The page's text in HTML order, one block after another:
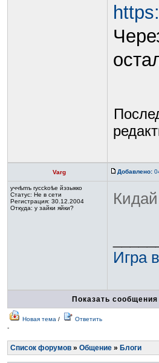
Varg Добавлено:
yччѣmъ rycckoѣе йэзыккo
Статус: Не в сети
Регистрация: 30.12.2004
Откуда: у зайки яйки?
Игра
Показать сообщения
Новая тема /
Ответить
-
Список форумов » Общение » Блоги